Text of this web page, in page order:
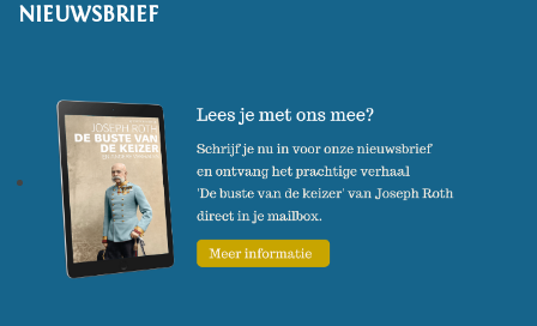
NIEUWSBRIEF